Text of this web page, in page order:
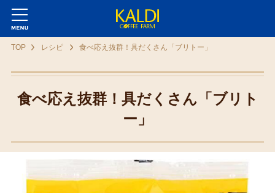
TOP レシピ 食べ応え抜群！具だくさん「ブリトー」
食べ応え抜群！具だくさん「ブリト
ー」